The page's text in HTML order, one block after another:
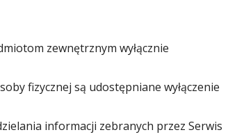
zewnętrznym wyłącznie
fizycznej są udostępniane wyłączenie
informacji zebranych przez Serwis